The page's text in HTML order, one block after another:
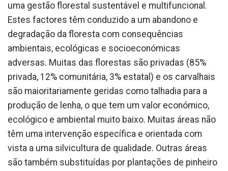
uma gestão florestal sustentável e multifuncional.
Estes factores têm conduzido a um abandono e
degradação da floresta com consequências
ambientais, ecológicas e socioeconómicas
adversas. Muitas das florestas são privadas (85%
privada, 12% comunitária, 3% estatal) e os carvalhais
são maioritariamente geridas como talhadia para a
produção de lenha, o que tem um valor económico,
ecológico e ambiental muito baixo. Muitas áreas não
têm uma intervenção específica e orientada com
vista a uma silvicultura de qualidade. Outras áreas
são também substituídas por plantações de pinheiro